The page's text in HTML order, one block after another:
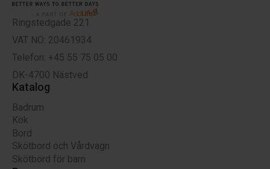
Ringstedgade 221
VAT NO: 20461934
Telefon: +45 55 75 05 00
DK-4700 Nästved
Katalog
Badrum
Kök
Bord
Skötbord och Vårdvagn
Skötbord för barn